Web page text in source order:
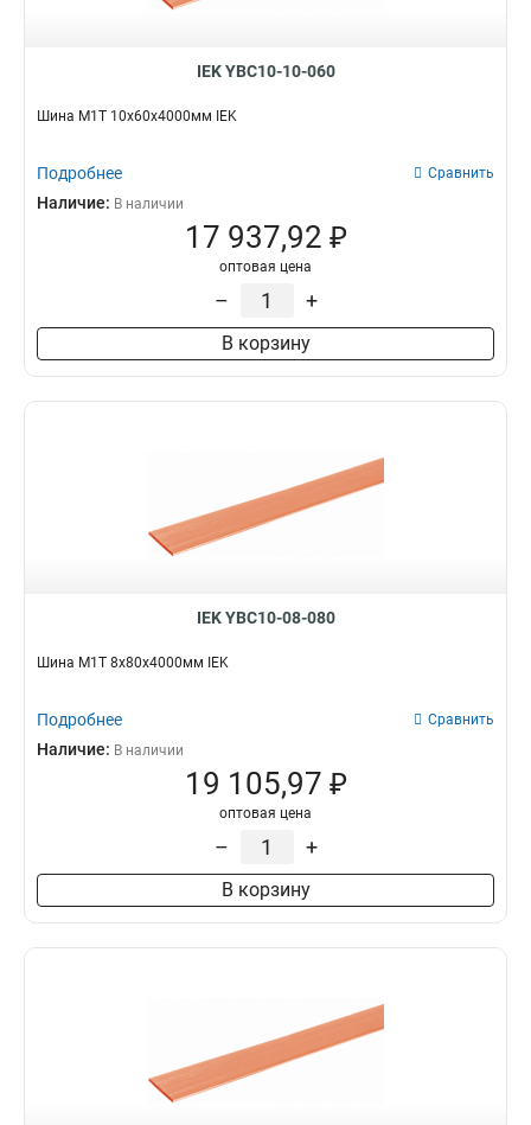
IEK YBC10-10-060
Шина М1Т 10х60х4000мм IEK
Подробнее Сравнить
Наличие: В наличии
17 937,92 ₽
оптовая цена
– +
В корзину
IEK YBC10-08-080
Шина М1Т 8х80х4000мм IEK
Подробнее Сравнить
Наличие: В наличии
19 105,97 ₽
оптовая цена
– +
В корзину